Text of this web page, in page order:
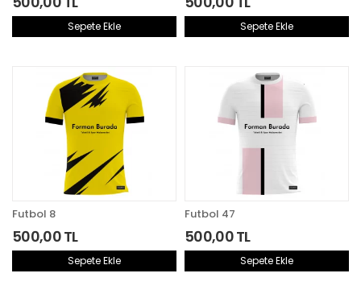
Sepete Ekle Sepete Ekle
Futbol 8
500,00 TL
Sepete Ekle
Futbol 47
500,00 TL
Sepete Ekle